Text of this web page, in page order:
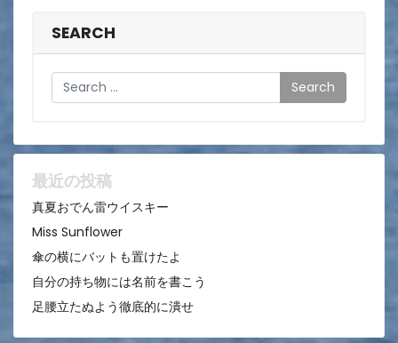
ョ
ン
SEARCH
Search
最近の投稿
真夏おでん雷ウイスキー
Miss Sunflower
傘の横にバットも置けたよ
自分の持ち物には名前を書こう
足腰立たぬよう徹底的に潰せ